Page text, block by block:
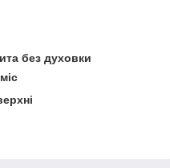
без духовки